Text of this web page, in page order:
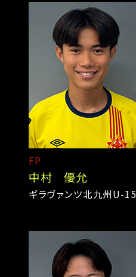
FP
中村 優允
ギラヴァンツ北九州U-15